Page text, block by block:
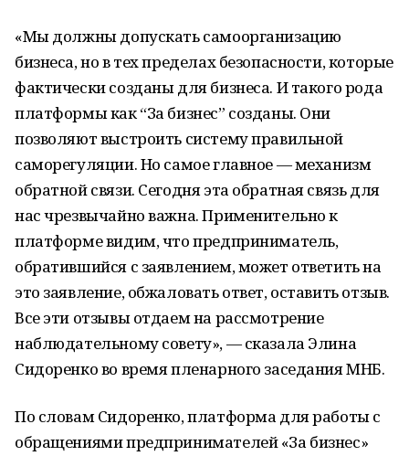
«Мы должны допускать самоорганизацию
бизнеса, но в тех пределах безопасности, которые
фактически созданы для бизнеса. И такого рода
платформы как “За бизнес” созданы. Они
позволяют выстроить систему правильной
саморегуляции. Но самое главное — механизм
обратной связи. Сегодня эта обратная связь для
нас чрезвычайно важна. Применительно к
платформе видим, что предприниматель,
обратившийся с заявлением, может ответить на
это заявление, обжаловать ответ, оставить отзыв.
Все эти отзывы отдаем на рассмотрение
наблюдательному совету», — сказала Элина
Сидоренко во время пленарного заседания МНБ.
По словам Сидоренко, платформа для работы с
обращениями предпринимателей «За бизнес»